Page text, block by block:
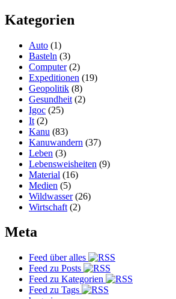
Kategorien
Auto (1)
Basteln (3)
Computer(2)
Expeditionen (19)
Geopolitik (8)
Gesundheit (2)
Igoc (25)
It (2)
Kanu (83)
Kanuwandern (37)
Leben (3)
Lebensweisheiten (9)
Material (16)
Medien (5)
Wildwasser(26)
Wirtschaft (2)
Meta
Feed über alles
Feed zu Posts
Feed zu Kategorien
Feed zu Tags